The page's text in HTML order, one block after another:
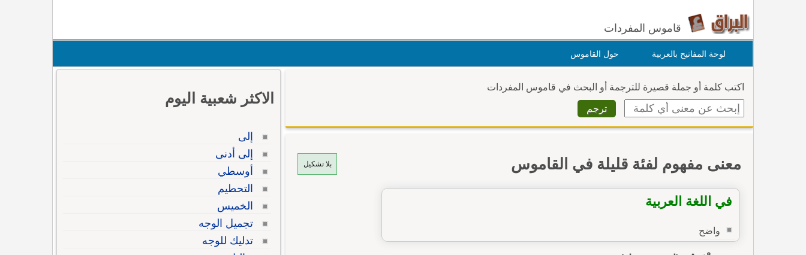
قاموس المفردات
لوحة المفاتيح بالعربية حول القاموس
اكتب كلمة أو جملة قصيرة للترجمة أو البحث في قاموس المفردات
بلا تشكيل معنى مفهوم لفئة قليلة في القاموس
في اللغة العربية
واضح
الاكثر شعبية اليوم
إلى
إلى أدنى
أوسطي
التحطيم
الخميس
تجميل الوجه
تدليك للوجه